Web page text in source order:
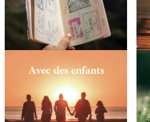
Avec des enfants